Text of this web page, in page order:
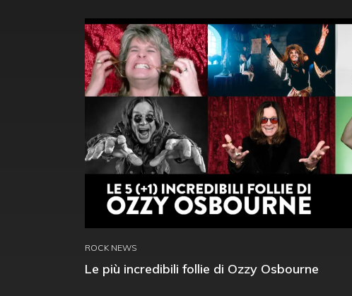
ROCK NEWS
Le più incredibili follie di Ozzy Osbourne